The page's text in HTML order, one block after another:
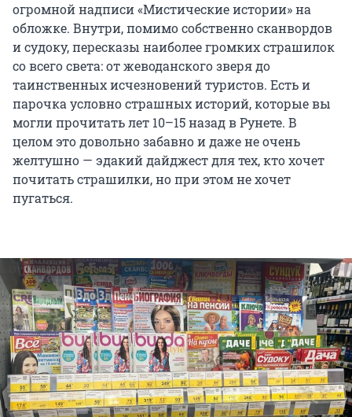
огромной надписи «Мистические истории» на
обложке. Внутри, помимо собственно сканвордов
и судоку, пересказы наиболее громких страшилок
со всего света: от жеводанского зверя до
таинственных исчезновений туристов. Есть и
парочка условно страшных историй, которые вы
могли прочитать лет 10–15 назад в Рунете. В
целом это довольно забавно и даже не очень
желтушно — эдакий дайджест для тех, кто хочет
почитать страшилки, но при этом не хочет
пугаться.